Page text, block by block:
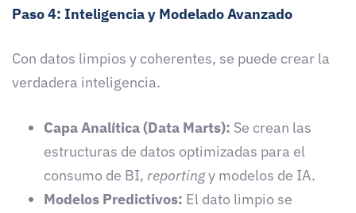
Paso 4: Inteligencia y Modelado Avanzado
Con datos limpios y coherentes, se puede crear la
verdadera inteligencia.
Capa Analítica (Data Marts): Se crean las
estructuras de datos optimizadas para el
consumo de BI, reportingy modelos de IA.
Modelos Predictivos: El dato limpio se